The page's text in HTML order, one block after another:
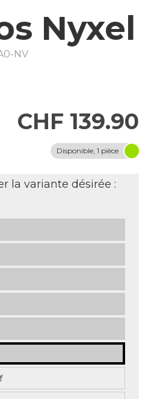
Nyxel
NV
CHF 139.90
Disponible, 1 pièce
la variante désirée :